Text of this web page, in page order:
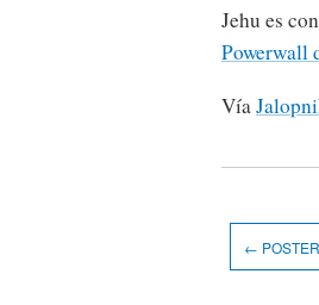
Jehu es
Powerwall
Vía
←